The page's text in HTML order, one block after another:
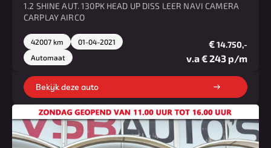
1.2 SHINE AUT. 130PK HEAD UP DISS LEER NAVI CAMERA
CARPLAY AIRCO
42007 km
01-04-2021
Automaat
€14.750,-
v.a € 243 p/m
Bekijk deze auto